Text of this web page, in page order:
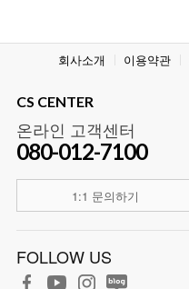
회사소개 이용약관
CS CENTER
온라인 고객센터
080-012-7100
1:1 문의하기
FOLLOW US